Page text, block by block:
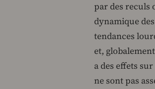
par des reculs
dynamique
tendances
et,
a des effets
ne sont pas